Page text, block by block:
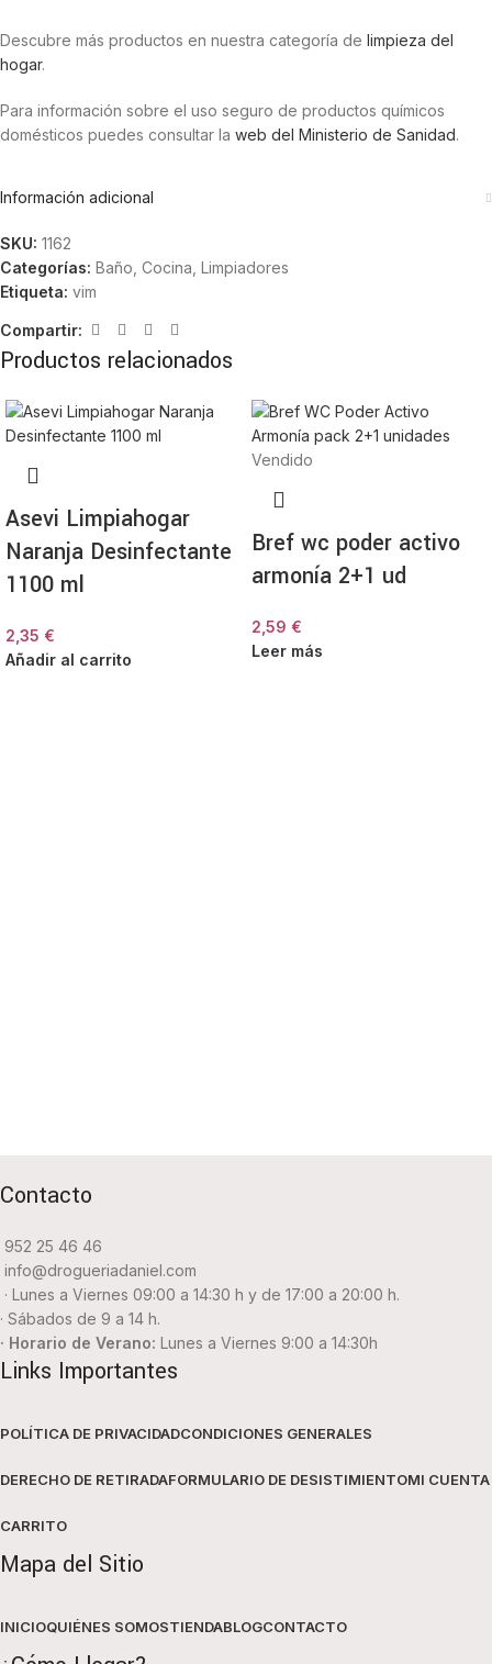
Descubre más productos en nuestra categoría de limpieza del
hogar.
Para información sobre el uso seguro de productos químicos
domésticos puedes consultar la web del Ministerio de Sanidad.
Información adicional
SKU: 1162
Categorías: Baño Cocina Limpiadores
Etiqueta: vim
Compartir:
Productos relacionados
Asevi Limpiahogar
Naranja Desinfectante
1100 ml
2,35 €
Añadir al carrito
Vendido
Bref wc poder activo
armonía 2+1 ud
2,59 €
Leer más
Contacto
952 25 46 46
info@drogueriadaniel.com
· Lunes a Viernes 09:00 a 14:30 h y de 17:00 a 20:00 h.
· Sábados de 9 a 14 h.
· Horario de Verano: Lunes a Viernes 9:00 a 14:30h
Links Importantes
POLÍTICA DE PRIVACIDADCONDICIONES GENERALES
DERECHO DE RETIRADAFORMULARIO DE DESISTIMIENTOMI CUENTA
CARRITO
Mapa del Sitio
INICIOQUIÉNES SOMOSTIENDABLOGCONTACTO